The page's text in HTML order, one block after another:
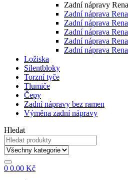
Zadní nápravy
Zadní náprava
Zadní náprava
Zadní náprava
Zadní náprava
Zadní náprava
Ložiska
Silentbloky
Torzní tyče
Tlumiče
Čepy
Zadní nápravy bez ramen
Výměna zadní nápravy
Hledat
0 0.00 Kč